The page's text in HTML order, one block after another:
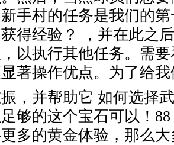
手村的任务是我们的
得经验？ ，并在此之
以执行其他任务。需
著操作优点。为了给
并帮助它 如何选择武
够的这个宝石可以！
多的黄金体验，那么